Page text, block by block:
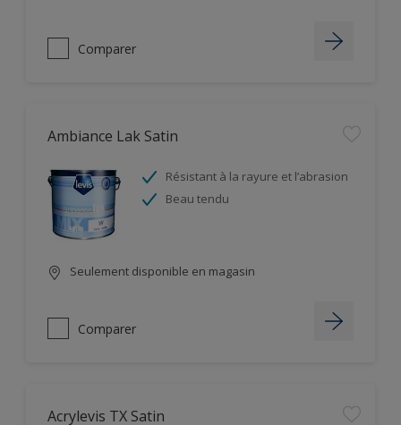
Comparer
Ambiance Lak Satin
Résistant à la rayure et l’abrasion
Beau tendu
Seulement disponible en magasin
Comparer
Acrylevis TX Satin